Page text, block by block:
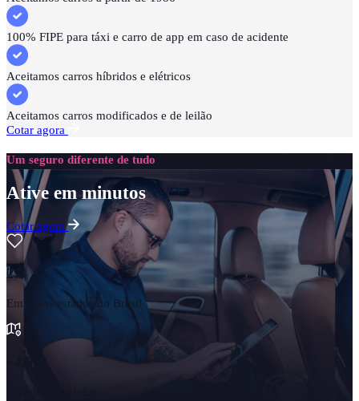
100% FIPE para táxi e carro de app em caso de acidente
Aceitamos carros híbridos e elétricos
Aceitamos carros modificados e de leilão
Cotar agora
Um seguro diferente de tudo
Ative em minutos
Cotar agora
27
Em todos estados do Brasil